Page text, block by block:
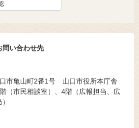
問い合わせ先
市亀山町2番1号 山口市役所本庁舎
（市民相談室）、4階（広報担当、広